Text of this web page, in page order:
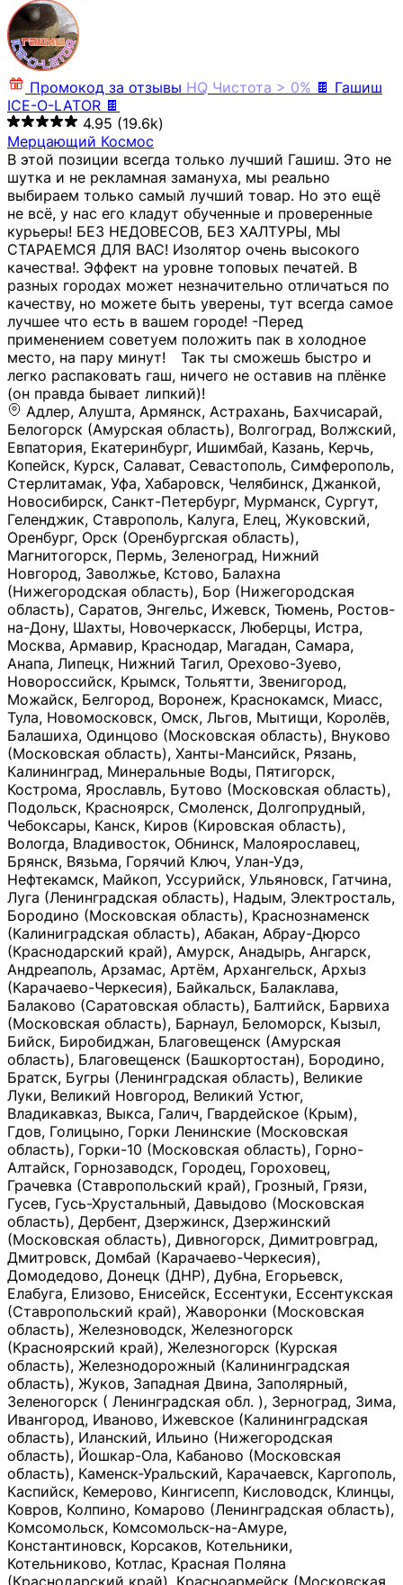
Промокод за отзывы HQ Чистота > 0% 🍫 Гашиш
ICE-O-LATOR 🍫
4.95 (19.6k)
Мерцающий Космос
В этой позиции всегда только лучший Гашиш. Это не
шутка и не рекламная замануха, мы реально
выбираем только самый лучший товар. Но это ещё
не всё, у нас его кладут обученные и проверенные
курьеры! БЕЗ НЕДОВЕСОВ, БЕЗ ХАЛТУРЫ, МЫ
СТАРАЕМСЯ ДЛЯ ВАС! Изолятор очень высокого
качества!. Эффект на уровне топовых печатей. В
разных городах может незначительно отличаться по
качеству, но можете быть уверены, тут всегда самое
лучшее что есть в вашем городе! -Перед
применением советуем положить пак в холодное
место, на пару минут!⠀ Так ты сможешь быстро и
легко распаковать гаш, ничего не оставив на плёнке
(он правда бывает липкий)!
Адлер, Алушта, Армянск, Астрахань, Бахчисарай,
Белогорск (Амурская область), Волгоград, Волжский,
Евпатория, Екатеринбург, Ишимбай, Казань, Керчь,
Копейск, Курск, Салават, Севастополь, Симферополь,
Стерлитамак, Уфа, Хабаровск, Челябинск, Джанкой,
Новосибирск, Санкт-Петербург, Мурманск, Сургут,
Геленджик, Ставрополь, Калуга, Елец, Жуковский,
Оренбург, Орск (Оренбургская область),
Магнитогорск, Пермь, Зеленоград, Нижний
Новгород, Заволжье, Кстово, Балахна
(Нижегородская область), Бор (Нижегородская
область), Саратов, Энгельс, Ижевск, Тюмень, Ростов-
на-Дону, Шахты, Новочеркасск, Люберцы, Истра,
Москва, Армавир, Краснодар, Магадан, Самара,
Анапа, Липецк, Нижний Тагил, Орехово-Зуево,
Новороссийск, Крымск, Тольятти, Звенигород,
Можайск, Белгород, Воронеж, Краснокамск, Миасс,
Тула, Новомосковск, Омск, Льгов, Мытищи, Королёв,
Балашиха, Одинцово (Московская область), Внуково
(Московская область), Ханты-Мансийск, Рязань,
Калининград, Минеральные Воды, Пятигорск,
Кострома, Ярославль, Бутово (Московская область),
Подольск, Красноярск, Смоленск, Долгопрудный,
Чебоксары, Канск, Киров (Кировская область),
Вологда, Владивосток, Обнинск, Малоярославец,
Брянск, Вязьма, Горячий Ключ, Улан-Удэ,
Нефтекамск, Майкоп, Уссурийск, Ульяновск, Гатчина,
Луга (Ленинградская область), Надым, Электросталь,
Бородино (Московская область), Краснознаменск
(Калиниградская область), Абакан, Абрау-Дюрсо
(Краснодарский край), Амурск, Анадырь, Ангарск,
Андреаполь, Арзамас, Артём, Архангельск, Архыз
(Карачаево-Черкесия), Байкальск, Балаклава,
Балаково (Саратовская область), Балтийск, Барвиха
(Московская область), Барнаул, Беломорск, Кызыл,
Бийск, Биробиджан, Благовещенск (Амурская
область), Благовещенск (Башкортостан), Бородино,
Братск, Бугры (Ленинградская область), Великие
Луки, Великий Новгород, Великий Устюг,
Владикавказ, Выкса, Галич, Гвардейское (Крым),
Гдов, Голицыно, Горки Ленинские (Московская
область), Горки-10 (Московская область), Горно-
Алтайск, Горнозаводск, Городец, Гороховец,
Грачевка (Ставропольский край), Грозный, Грязи,
Гусев, Гусь-Хрустальный, Давыдово (Московская
область), Дербент, Дзержинск, Дзержинский
(Московская область), Дивногорск, Димитровград,
Дмитровск, Домбай (Карачаево-Черкесия),
Домодедово, Донецк (ДНР), Дубна, Егорьевск,
Елабуга, Елизово, Енисейск, Ессентуки, Ессентукская
(Ставропольский край), Жаворонки (Московская
область), Железноводск, Железногорск
(Красноярский край), Железногорск (Курская
область), Железнодорожный (Калининградская
область), Жуков, Западная Двина, Заполярный,
Зеленогорск ( Ленинградская обл. ), Зерноград, Зима,
Ивангород, Иваново, Ижевское (Калининградская
область), Иланский, Ильино (Нижегородская
область), Йошкар-Ола, Кабаново (Московская
область), Каменск-Уральский, Карачаевск, Каргополь,
Каспийск, Кемерово, Кингисепп, Кисловодск, Клинцы,
Ковров, Колпино, Комарово (Ленинградская область),
Комсомольск, Комсомольск-на-Амуре,
Константиновск, Корсаков, Котельники,
Котельниково, Котлас, Красная Поляна
(Краснодарский край), Красноармейск (Московская